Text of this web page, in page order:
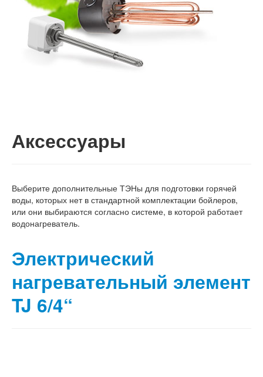
Аксессуары
Выберите дополнительные ТЭНы для подготовки горячей
воды, которых нет в стандартной комплектации бойлеров,
или они выбираются согласно системе, в которой работает
водонагреватель.
Электрический
нагревательный элемент
TJ 6/4“